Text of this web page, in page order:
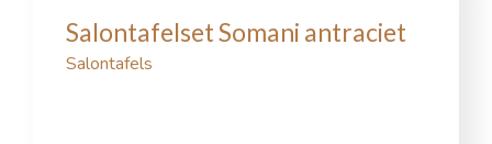
Salontafelset Somani antraciet
Salontafels